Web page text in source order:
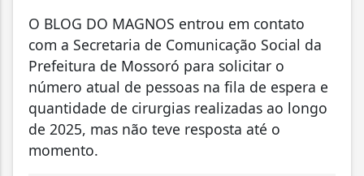
O BLOG DO MAGNOS entrou em contato
com a Secretaria de Comunicação Social da
Prefeitura de Mossoró para solicitar o
número atual de pessoas na fila de espera e
quantidade de cirurgias realizadas ao longo
de 2025, mas não teve resposta até o
momento.